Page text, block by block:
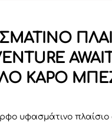
ΚΑΡΟ
υφασμάτινο